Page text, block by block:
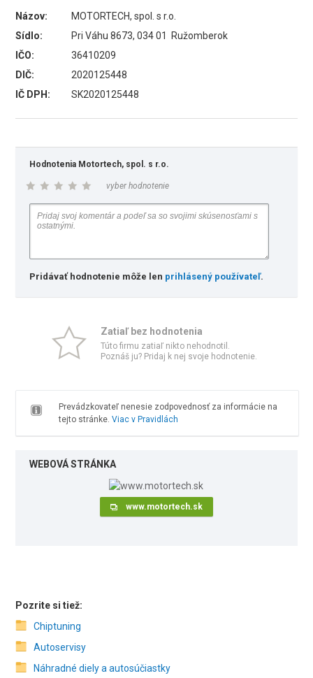
Názov:
MOTORTECH, spol. s r.o.
Sídlo:
Pri Váhu 8673, 034 01 Ružomberok
IČO:
36410209
DIČ:
2020125448
IČ DPH:
SK2020125448
Hodnotenia Motortech, spol. s r.o.
vyber hodnotenie
Pridávať hodnotenie môže len prihlásený používateľ.
Zatiaľ bez hodnotenia
Túto firmu zatiaľ nikto nehodnotil.
Poznáš ju? Pridaj k nej svoje hodnotenie.
Prevádzkovateľ nenesie zodpovednosť za informácie na
tejto stránke. Viac v Pravidlách
WEBOVÁ STRÁNKA
www.motortech.sk
Pozrite si tiež:
Chiptuning
Autoservisy
Náhradné diely a autosúčiastky